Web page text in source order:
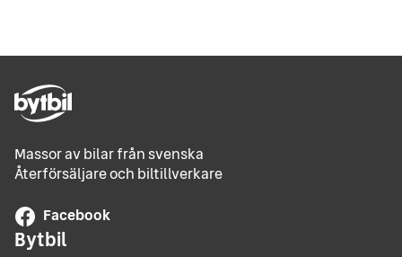
Massor av bilar från svenska
Återförsäljare och biltillverkare
Facebook
Bytbil